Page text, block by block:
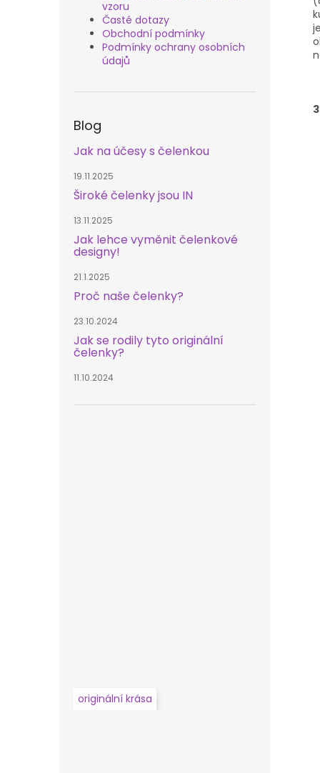
vzoru
Časté dotazy
Obchodní podmínky
Podmínky ochrany osobních
údajů
Blog
Jak na účesy s čelenkou
19.11.2025
Široké čelenky jsou IN
13.11.2025
Jak lehce vyměnit čelenkové
designy!
21.1.2025
Proč naše čelenky?
23.10.2024
Jak se rodily tyto originální
čelenky?
11.10.2024
originální krása